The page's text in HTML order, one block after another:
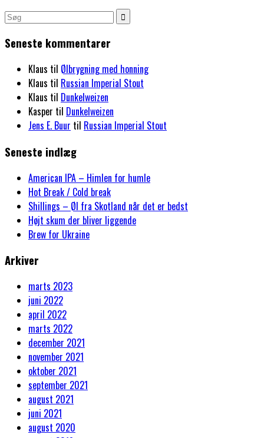
Seneste kommentarer
Klaus til Ølbrygning med honning
Klaus til Russian Imperial Stout
Klaus til Dunkelweizen
Kasper til Dunkelweizen
Jens E. Buur til Russian Imperial Stout
Seneste indlæg
American IPA – Himlen for humle
Hot Break / Cold break
Shillings – Øl fra Skotland når det er bedst
Højt skum der bliver liggende
Brew for Ukraine
Arkiver
marts 2023
juni 2022
april 2022
marts 2022
december 2021
november 2021
oktober 2021
september 2021
august 2021
juni 2021
august 2020